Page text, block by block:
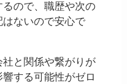
ので、職歴や次の
ないので安心で
と関係や繋がりが
する可能性がゼロ